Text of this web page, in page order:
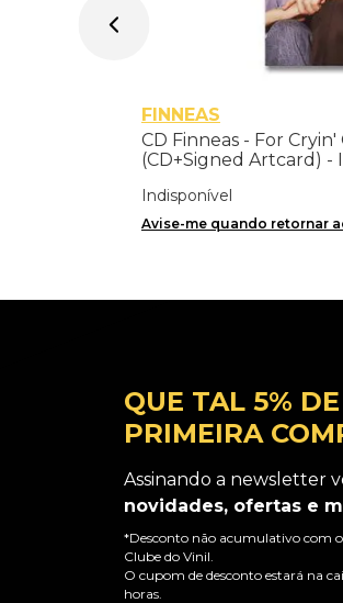
FINNEAS
CD Finneas - For
(CD+Signed Artcard) -
Indisponível
Avise-me quando retornar
QUE TAL 5%
PRIMEIRA
Assinando a newsletter
novidades, ofertas e
*Desconto não acumulativo com
Clube do Vinil.
O cupom de desconto estará na
horas.